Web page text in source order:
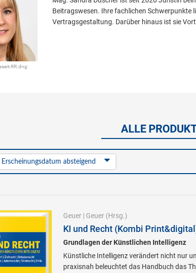
RR.dng:
Beitragswesen. Ihre fachlichen Schwerpunkte
Vertragsgestaltung. Darüber hinaus ist sie
ALLE
Erscheinungsdatum absteigend
Geuer| Geuer(Hrsg.)
KI und Recht (Kombi
Grundlagen der Künstlichen Intelligenz
Künstliche Intelligenz verändert nicht nur
praxisnah beleuchtet das Handbuch das